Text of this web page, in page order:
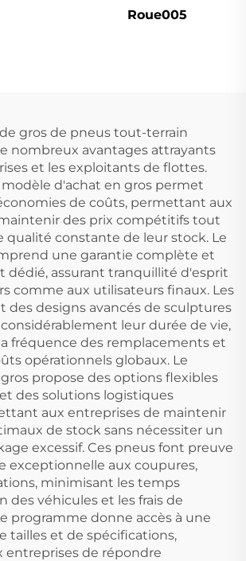
Roue005
gros de pneus tout-terrain
nombreux avantages attrayants
et les exploitants de flottes.
modèle d'achat en gros permet
de coûts, permettant aux
des prix compétitifs tout
qualité constante de leur stock. Le
une garantie complète et
dédié, assurant tranquillité d'esprit
comme aux utilisateurs finaux. Les
des designs avancés de sculptures
leur durée de vie,
fréquence des remplacements et
opérationnels globaux. Le
propose des options flexibles
des solutions logistiques
aux entreprises de maintenir
de stock sans nécessiter un
excessif. Ces pneus font preuve
exceptionnelle aux coupures,
minimisant les temps
des véhicules et les frais de
programme donne accès à une
tailles et de spécifications,
de répondre